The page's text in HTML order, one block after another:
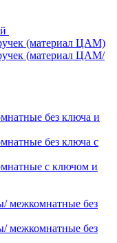
(материал ЦАМ)
(материал ЦАМ/
без ключа и
без ключа с
с ключом и
межкомнатные без
межкомнатные без